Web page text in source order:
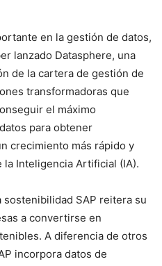
en la gestión de datos,
lanzado Datasphere, una
de la cartera de gestión de
transformadoras que
el máximo
para obtener
crecimiento más rápido y
la Inteligencia Artificial (IA).
SAP reitera su
a convertirse en
A diferencia de otros
incorpora datos de